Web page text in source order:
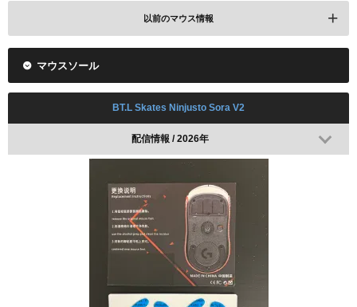
以前のマウス情報
ALGS Championship 2023で使用(BLACK)
レビューを見る
Amazonで検索 楽天で検索
マウスソール
BT.L Skates Ninjusto Sora V2
配信情報 / 2026年